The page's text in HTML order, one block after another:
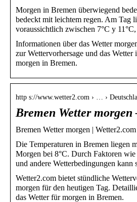
Morgen in Bremen überwiegend
bedeckt mit leichtem regen. Am Tag
voraussichtlich zwischen 7°C y
Informationen über das Wetter
zur Wettervorhersage und das
morgen in Bremen.
http s://www.wetter2.com › … ›
Bremen Wetter morgen
Bremen Wetter morgen | Wetter2.com
Die Temperaturen in Bremen liegen
Morgen bei 8°C. Durch Faktoren
und andere Wetterbedingungen
Wetter2.com bietet stündliche
morgen für den heutigen Tag.
das Wetter für morgen in Bremen.